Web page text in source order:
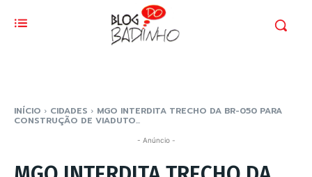
INÍCIO CIDADES MGO INTERDITA TRECHO DA BR-050 PARA
CONSTRUÇÃO DE VIADUTO...
- Anúncio -